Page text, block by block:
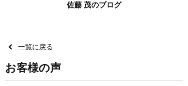
佐藤 茂のブログ
一覧に戻る
お客様の声